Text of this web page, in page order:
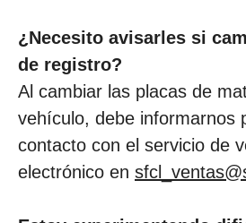
¿Necesito avisarles si
de registro?
Al cambiar las placas de
vehículo, debe informarnos
contacto con el servicio de
electrónico en